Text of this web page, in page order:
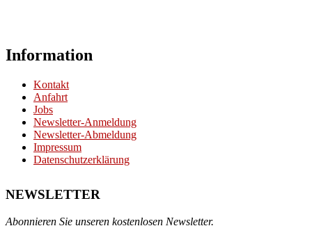
Information
Kontakt
Anfahrt
Jobs
Newsletter-Anmeldung
Newsletter-Abmeldung
Impressum
Datenschutzerklärung
NEWSLETTER
Abonnieren Sie unseren kostenlosen Newsletter.